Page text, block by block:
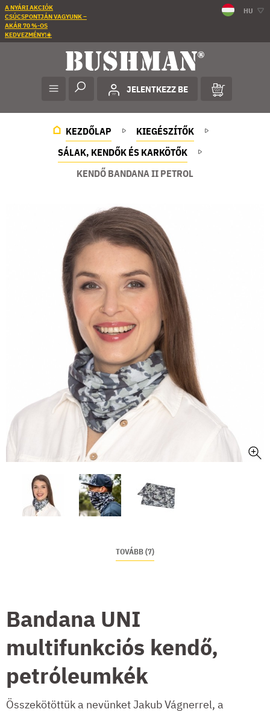
A NYÁRI AKCIÓK
CSÚCSPONTJÁN VAGYUNK –
AKÁR 70 %-OS
KEDVEZMÉNY!☀️
HU
JELENTKEZZ BE
KEZDŐLAP
KIEGÉSZÍTŐK
SÁLAK, KENDŐK ÉS KARKÖTŐK
KENDŐ BANDANA II PETROL
TOVÁBB (7)
Bandana UNI
multifunkciós kendő,
petróleumkék
Összekötöttük a nevünket Jakub Vágnerrel, a